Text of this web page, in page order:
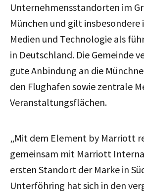
Unternehmensstandorten im
München und gilt insbesondere
Medien und Technologie als
in Deutschland. Die Gemeinde
gute Anbindung an die
den Flughafen sowie zentrale
Veranstaltungsflächen.
„Mit dem Element by Marriott
gemeinsam mit Marriott
ersten Standort der Marke in
Unterföhring hat sich in den